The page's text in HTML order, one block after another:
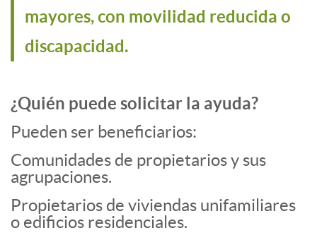
mayores, con movilidad reducida o
discapacidad.
¿Quién puede solicitar la ayuda?
Pueden ser beneficiarios:
Comunidades de propietarios y sus
agrupaciones.
Propietarios de viviendas unifamiliares
o edificios residenciales.